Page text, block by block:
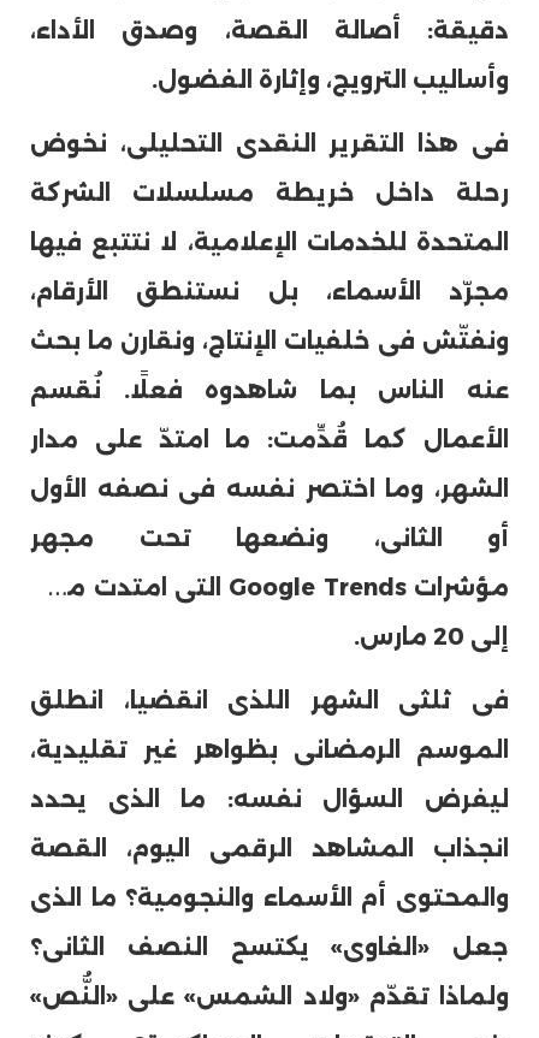
دقيقة: أصالة القصة، وصدق الأداء،
وأساليب الترويج، وإثارة الفضول.
فى هذا التقرير النقدى التحليلى، نخوض
رحلة داخل خريطة مسلسلات الشركة
المتحدة للخدمات الإعلامية، لا نتتبع فيها
مجرّد الأسماء، بل نستنطق الأرقام،
ونفتّش فى خلفيات الإنتاج، ونقارن ما بحث
عنه الناس بما شاهدوه فعلًا. نُقسم
الأعمال كما قُدِّمت: ما امتدّ على مدار
الشهر، وما اختصر نفسه فى نصفه الأول
أو الثانى، ونضعها تحت مجهر
إلى 20 مارس.
فى ثلثى الشهر اللذى انقضيا، انطلق
الموسم الرمضانى بظواهر غير تقليدية،
ليفرض السؤال نفسه: ما الذى يحدد
انجذاب المشاهد الرقمى اليوم، القصة
والمحتوى أم الأسماء والنجومية؟ ما الذى
جعل «الغاوى» يكتسح النصف الثانى؟
ولماذا تقدّم «ولاد الشمس» على «النُّص»